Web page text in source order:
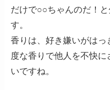
だけで○○ちゃんのだ！
す。
香りは、好き嫌いがは
度な香りで他人を不快
いですね。